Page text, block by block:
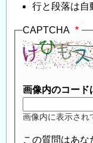
行と段落は自
CAPTCHA
画像内のコード
画像内に表示され
この質問はあ